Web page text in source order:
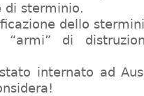
di sterminio.
dello
di
internato ad